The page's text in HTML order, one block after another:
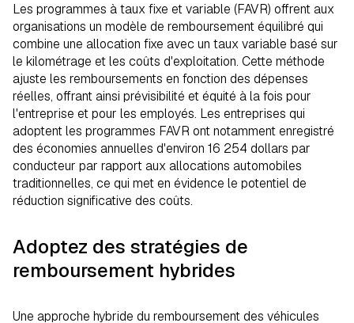
Les programmes à taux fixe et variable (FAVR) offrent aux
organisations un modèle de remboursement équilibré qui
combine une allocation fixe avec un taux variable basé sur
le kilométrage et les coûts d'exploitation. Cette méthode
ajuste les remboursements en fonction des dépenses
réelles, offrant ainsi prévisibilité et équité à la fois pour
l'entreprise et pour les employés. Les entreprises qui
adoptent les programmes FAVR ont notamment enregistré
des économies annuelles d'environ 16 254 dollars par
conducteur par rapport aux allocations automobiles
traditionnelles, ce qui met en évidence le potentiel de
réduction significative des coûts.
Adoptez des stratégies de
remboursement hybrides
Une approche hybride du remboursement des véhicules